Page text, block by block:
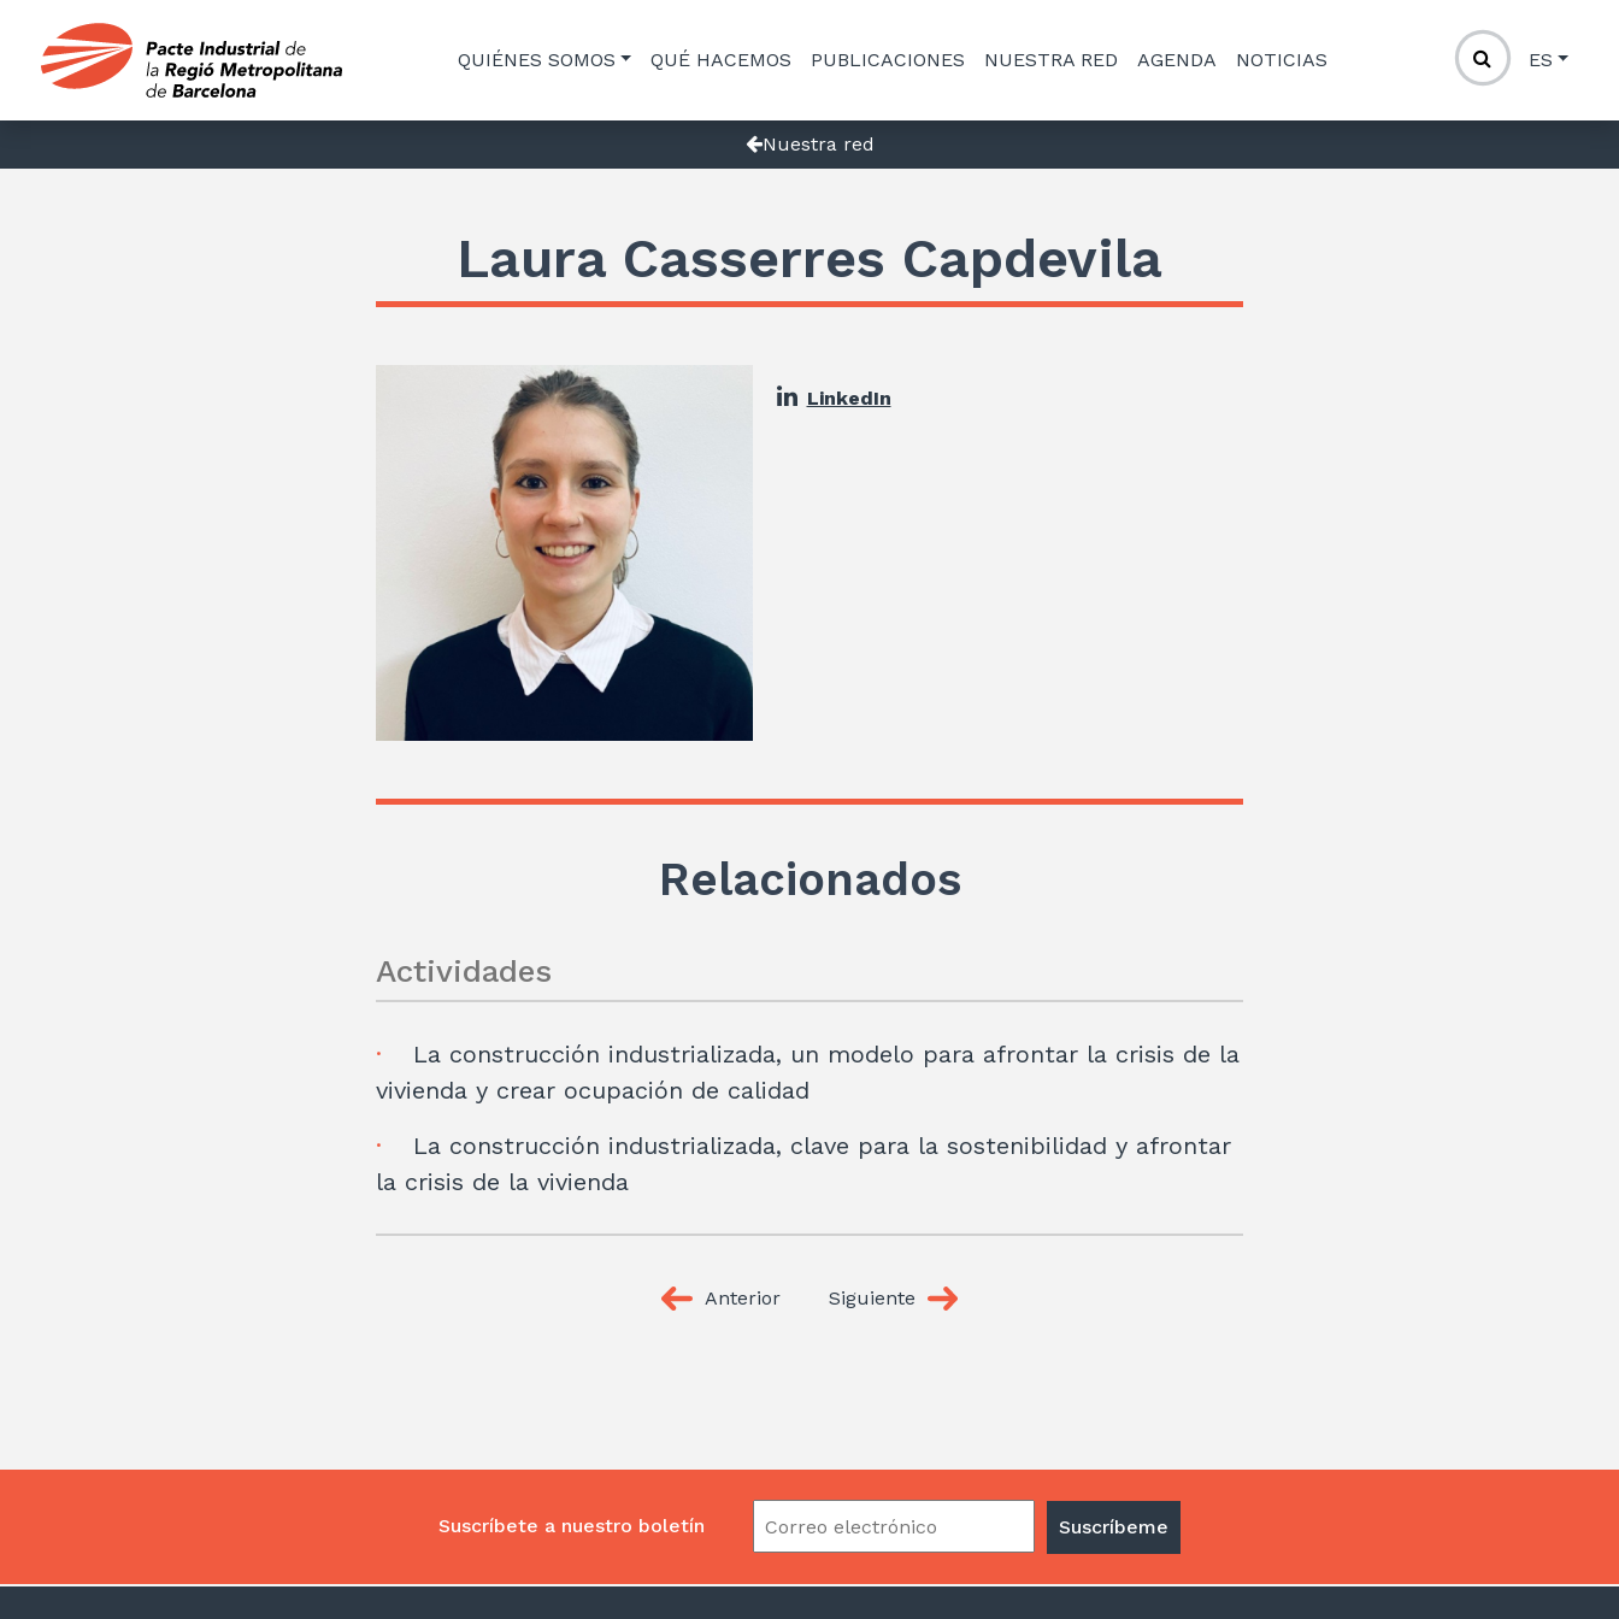
QUIÉNES SOMOS QUÉ HACEMOS PUBLICACIONES NUESTRA RED AGENDA NOTICIAS ES
Nuestra red
Laura Casserres Capdevila
LinkedIn
Relacionados
Actividades
La construcción industrializada, un modelo para afrontar la crisis de la
vivienda y crear ocupación de calidad
La construcción industrializada, clave para la sostenibilidad y afrontar
la crisis de la vivienda
Anterior Siguiente
Suscríbete a nuestro boletín